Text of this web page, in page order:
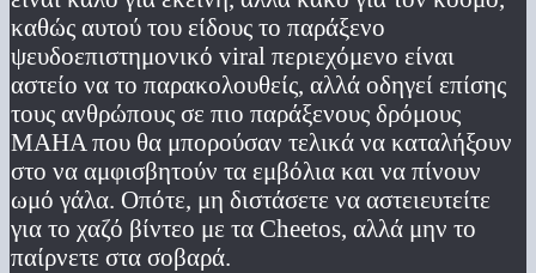
καθώς αυτού του είδους το παράξενο
ψευδοεπιστημονικό viral περιεχόμενο είναι
αστείο να το παρακολουθείς, αλλά οδηγεί επίσης
τους ανθρώπους σε πιο παράξενους δρόμους
MAHA που θα μπορούσαν τελικά να καταλήξουν
στο να αμφισβητούν τα εμβόλια και να πίνουν
ωμό γάλα. Οπότε, μη διστάσετε να αστειευτείτε
για το χαζό βίντεο με τα Cheetos, αλλά μην το
παίρνετε στα σοβαρά.